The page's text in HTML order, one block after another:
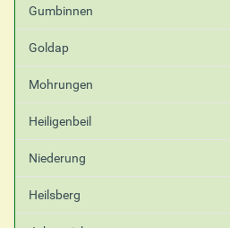
n
Gumbinnen
Goldap
Mohrungen
Heiligenbeil
Niederung
Heilsberg